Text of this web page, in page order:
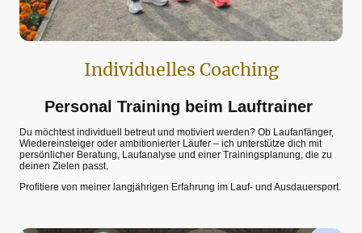
Individuelles Coaching
Personal Training beim Lauftrainer
Du möchtest individuell betreut und motiviert werden? Ob Laufanfänger,
Wiedereinsteiger oder ambitionierter Läufer – ich unterstütze dich mit
persönlicher Beratung, Laufanalyse und einer Trainingsplanung, die zu
deinen Zielen passt.
Profitiere von meiner langjährigen Erfahrung im Lauf- und Ausdauersport.